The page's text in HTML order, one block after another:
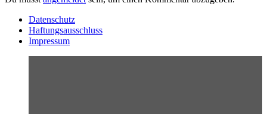
Datenschutz
Haftungsausschluss
Impressum